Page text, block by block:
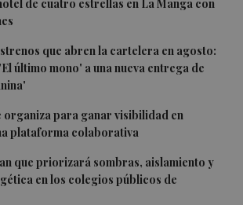
de cuatro estrellas en La Manga con
que abren la cartelera en agosto:
último mono' a una nueva entrega de
organiza para ganar visibilidad en
plataforma colaborativa
que priorizará sombras, aislamiento y
en los colegios públicos de